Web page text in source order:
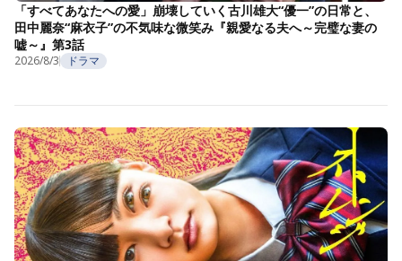
「すべてあなたへの愛」崩壊していく古川雄大“優一”の日常と、
田中麗奈“麻衣子”の不気味な微笑み『親愛なる夫へ～完璧な妻の
嘘～』第3話
2026/8/3 ドラマ